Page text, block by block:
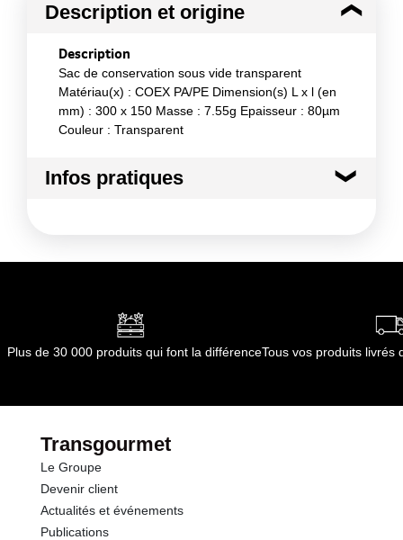
Description et origine
Description
Sac de conservation sous vide transparent
Matériau(x) : COEX PA/PE Dimension(s) L x l (en
mm) : 300 x 150 Masse : 7.55g Epaisseur : 80µm
Couleur : Transparent
Infos pratiques
Durée totale du produit :Pas de limite d'utilisation
Opérations
Plus de 30 000 produits qui font la différenceTous vos produits livrés
Transgourmet
Le Groupe
Devenir client
Actualités et événements
Publications